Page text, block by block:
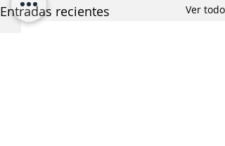
Entradas recientes Ver todo